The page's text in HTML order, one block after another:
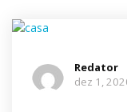
Redator
dez 1,